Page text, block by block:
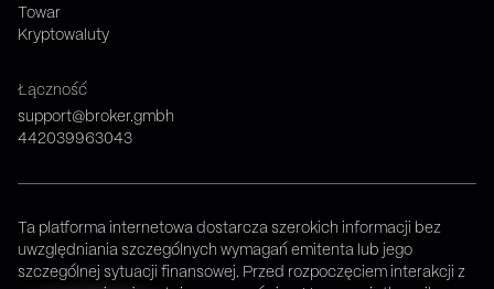
Towar
Kryptowaluty
Łączność
support@broker.gmbh
442039963043
Ta platforma internetowa dostarcza szerokich informacji bez
uwzględniania szczególnych wymagań emitenta lub jego
szczególnej sytuacji finansowej. Przed rozpoczęciem interakcji z